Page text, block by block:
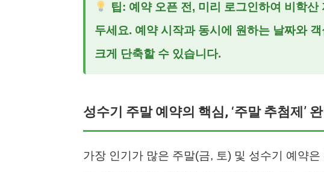
팁: 예약 오픈 전, 미리 로그인하여 비학산
두세요. 예약 시작과 동시에 원하는 날짜와
크게 단축할 수 있습니다.
성수기 주말 예약의 핵심, ‘주말 추첨제’
가장 인기가 많은 주말(금, 토) 및 성수기 예약